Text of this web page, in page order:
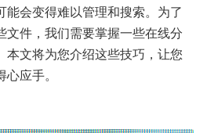
能会变得难以管理和搜索。为了
文件，我们需要掌握一些在线分
本文将为您介绍这些技巧，让您
应手。